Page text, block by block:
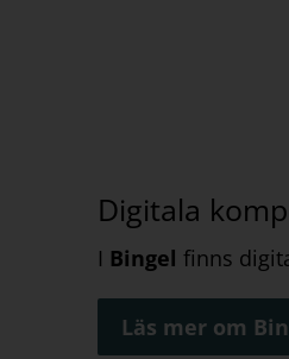
Digitala
I Bingel finns
Läs mer om